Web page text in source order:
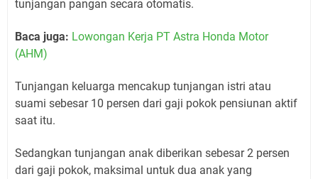
tunjangan pangan secara otomatis.
Baca juga: Lowongan Kerja PT Astra Honda Motor
(AHM)
Tunjangan keluarga mencakup tunjangan istri atau
suami sebesar 10 persen dari gaji pokok pensiunan aktif
saat itu.
Sedangkan tunjangan anak diberikan sebesar 2 persen
dari gaji pokok, maksimal untuk dua anak yang